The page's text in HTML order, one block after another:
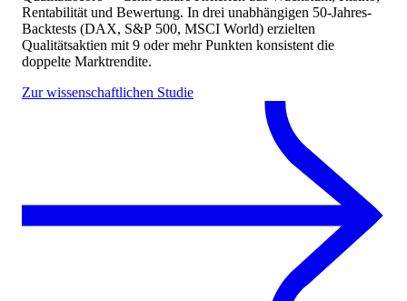
Rentabilität und Bewertung. In drei unabhängigen 50-Jahres-
Backtests (DAX, S&P 500, MSCI World) erzielten
Qualitätsaktien mit 9 oder mehr Punkten konsistent die
doppelte Marktrendite.
Zur wissenschaftlichen Studie